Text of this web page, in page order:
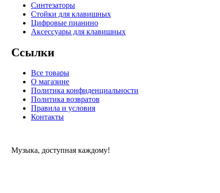
Синтезаторы
Стойки для клавишных
Цифровые пианино
Аксессуары для клавишных
Ссылки
Все товары
О магазине
Политика конфиденциальности
Политика возвратов
Правила и условия
Контакты
Музыка, доступная каждому!